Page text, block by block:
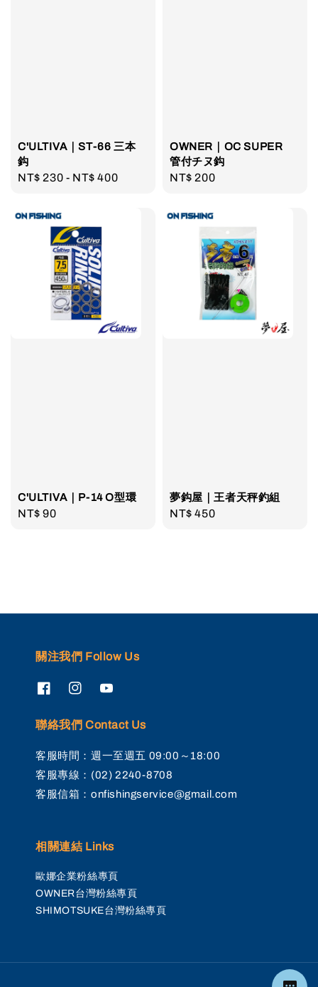
C'ULTIVA｜ST-66 三本
鈎
Regular
NT$ 230 - NT$ 400
OWNER｜OC SUPER
管付チヌ鈎
Regular
NT$ 200
C'ULTIVA｜P-14 O型環
Regular
NT$ 90
夢鈎屋｜王者天秤釣組
Regular
NT$ 450
關注我們 Follow Us
聯絡我們 Contact Us
客服時間：週一至週五 09:00～18:00
客服專線：(02) 2240-8708
客服信箱：onfishingservice@gmail.com
相關連結 Links
歐娜企業粉絲專頁
OWNER台灣粉絲專頁
SHIMOTSUKE台灣粉絲專頁